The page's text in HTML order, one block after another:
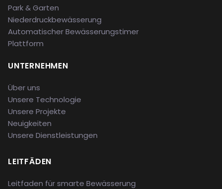
Park & Garten
Niederdruckbewässerung
Automatischer Bewässerungstimer
Plattform
UNTERNEHMEN
Über uns
Unsere Technologie
Unsere Projekte
Neuigkeiten
Unsere Dienstleistungen
LEITFÄDEN
Leitfaden für smarte Bewässerung